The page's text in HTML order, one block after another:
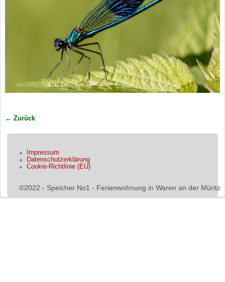
← Zurück
Impressum
Datenschutzerklärung
Cookie-Richtlinie (EU)
©2022 - Speicher No1 - Ferienwohnung in Waren an der Müritz